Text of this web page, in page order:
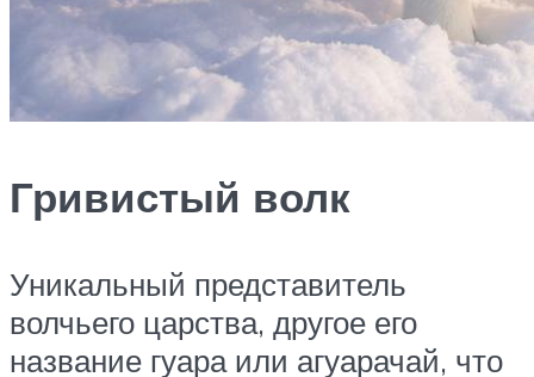
Гривистый волк
Уникальный представитель
волчьего царства, другое его
название гуара или агуарачай, что